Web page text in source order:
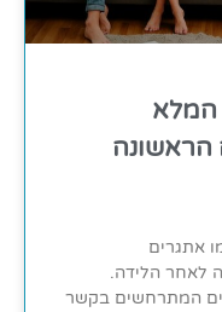
המלא
אתגרים
לאחר הלידה.
המתרחשים בקשר